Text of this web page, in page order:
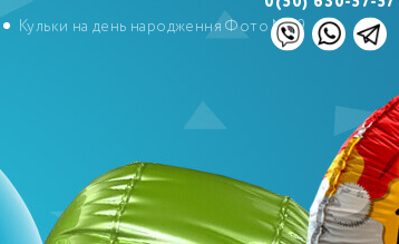
Кульки на день народження Фото №19